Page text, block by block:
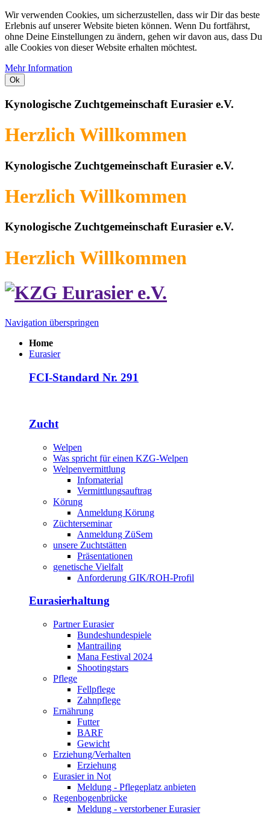
Wir verwenden Cookies, um sicherzustellen, dass wir Dir das beste
Erlebnis auf unserer Website bieten können. Wenn Du fortfährst,
ohne Deine Einstellungen zu ändern, gehen wir davon aus, dass Du
alle Cookies von dieser Website erhalten möchtest.
Mehr Information
Ok
Kynologische Zuchtgemeinschaft Eurasier e.V.
Herzlich Willkommen
Kynologische Zuchtgemeinschaft Eurasier e.V.
Herzlich Willkommen
Kynologische Zuchtgemeinschaft Eurasier e.V.
Herzlich Willkommen
Navigation überspringen
Home
Eurasier
FCI-Standard Nr. 291
Zucht
Welpen
Was spricht für einen KZG-Welpen
Welpenvermittlung
Infomaterial
Vermittlungsauftrag
Körung
Anmeldung Körung
Züchterseminar
Anmeldung ZüSem
unsere Zuchtstätten
Präsentationen
genetische Vielfalt
Anforderung GIK/ROH-Profil
Eurasierhaltung
Partner Eurasier
Bundeshundespiele
Mantrailing
Mana Festival 2024
Shootingstars
Pflege
Fellpflege
Zahnpflege
Ernährung
Futter
BARF
Gewicht
Erziehung/Verhalten
Erziehung
Eurasier in Not
Meldung - Pflegeplatz anbieten
Regenbogenbrücke
Meldung - verstorbener Eurasier